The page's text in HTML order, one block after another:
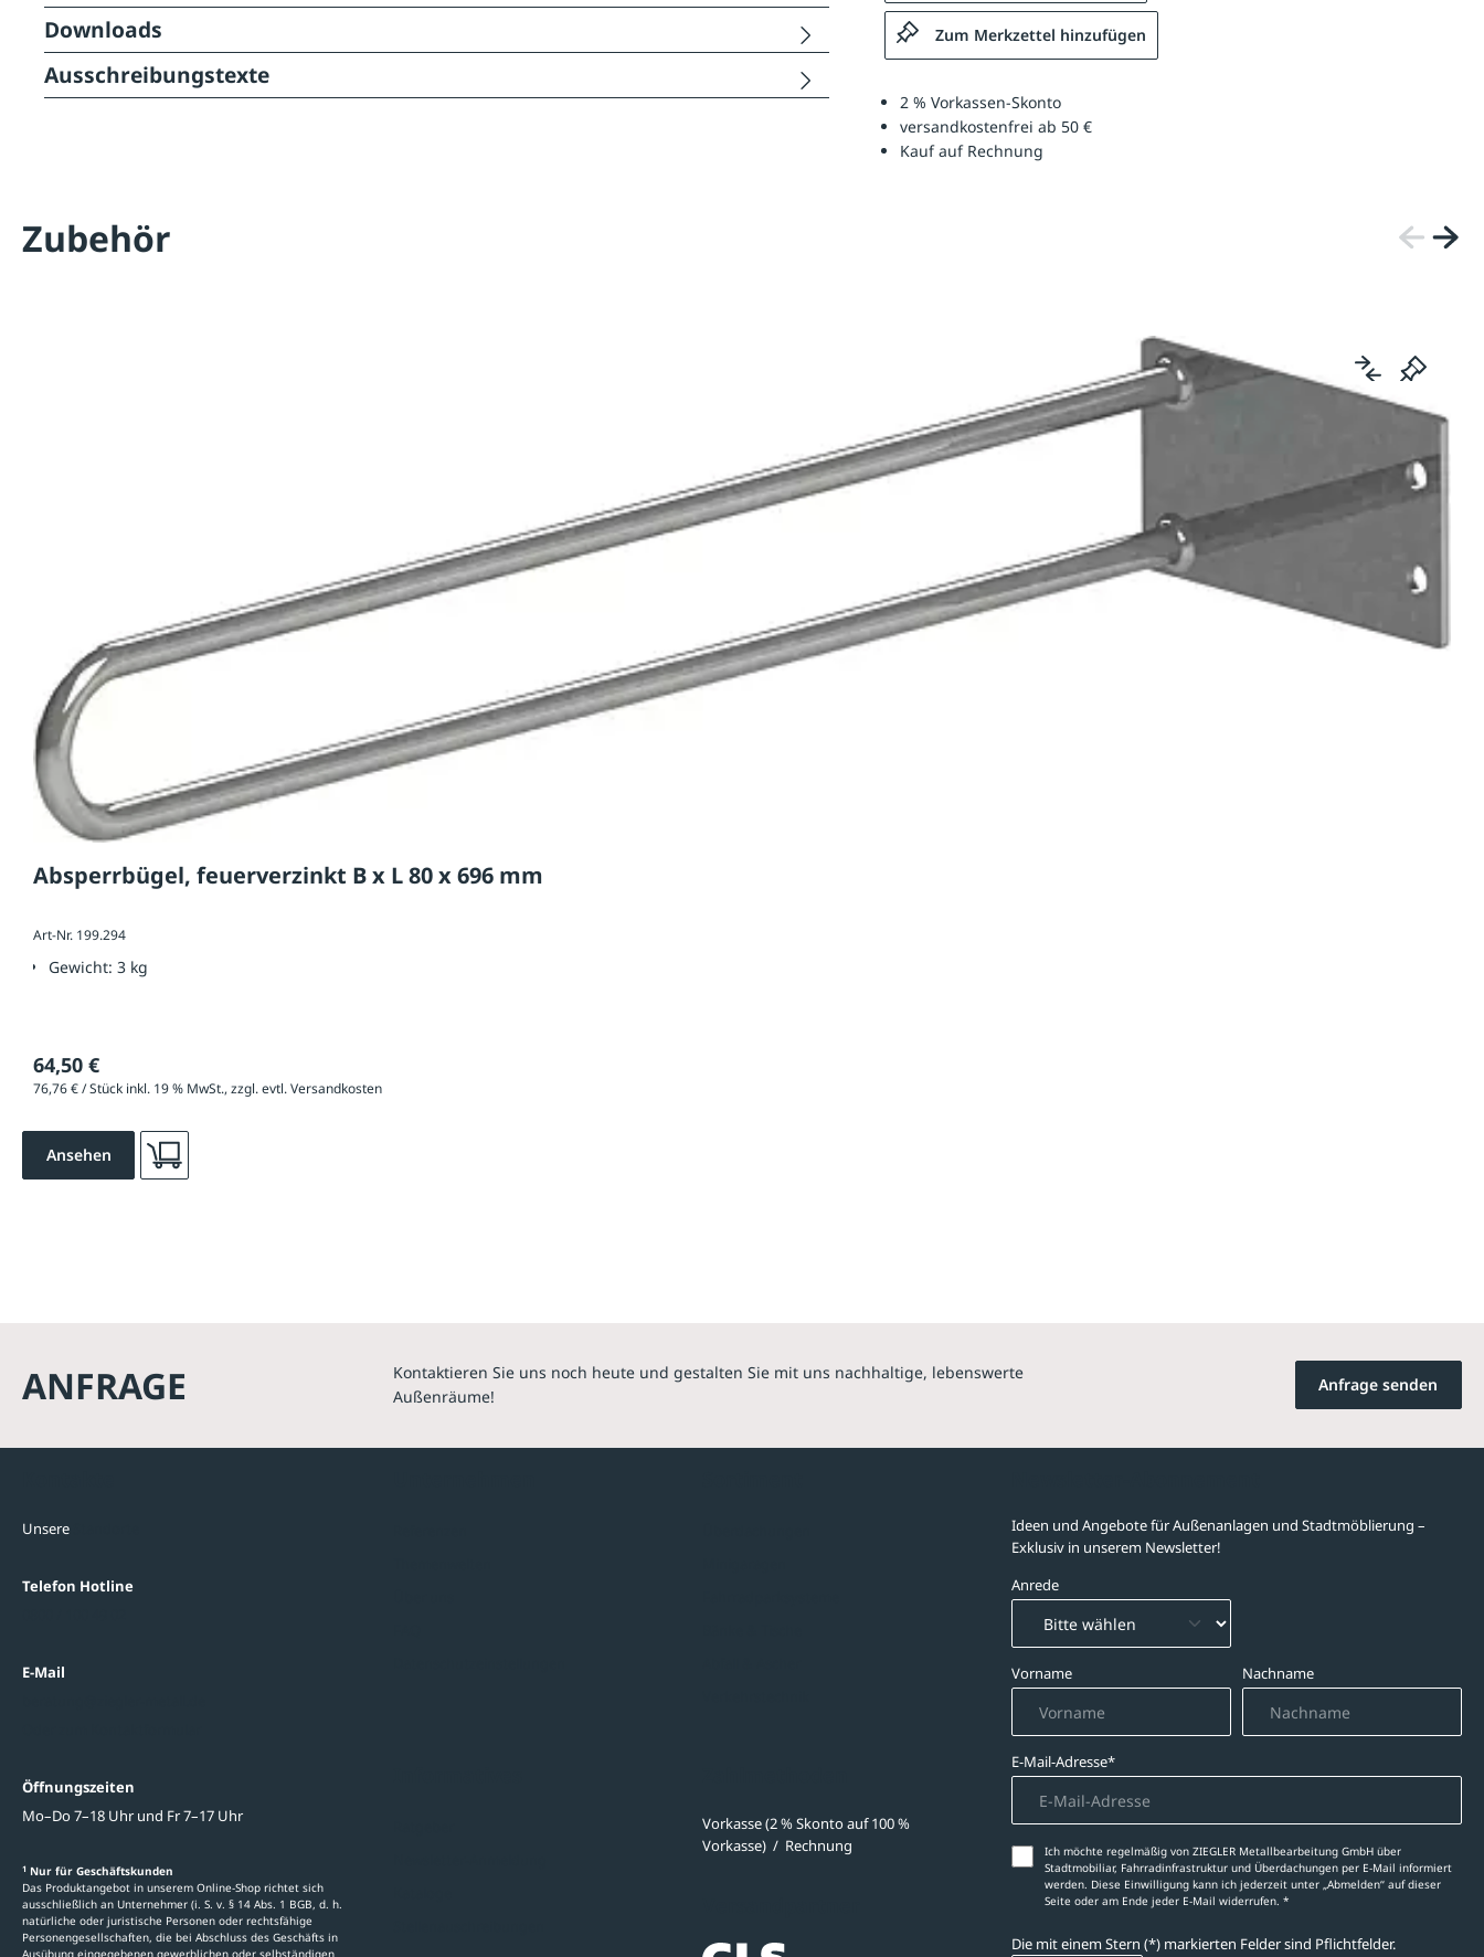
Zum Merkzettel hinzufügen
2 % Vorkassen-Skonto
versandkostenfrei ab 50 €
Kauf auf Rechnung
Downloads
Ausschreibungstexte
Zubehör
Absperrbügel, feuerverzinkt B x L 80 x 696 mm
Art-Nr. 199.294
Gewicht: 3 kg
64,50 €
76,76 € / Stück inkl. 19 % MwSt., zzgl. evtl. Versandkosten
Ansehen
ANFRAGE
Kontaktieren Sie uns noch heute und gestalten Sie mit uns nachhaltige, lebenswerte
Außenräume!
Anfrage senden
Unsere
Telefon Hotline
E-Mail
Öffnungszeiten
Mo–Do 7–18 Uhr und Fr 7–17 Uhr
1 Nur für Geschäftskunden
Das Produktangebot in unserem Online-Shop richtet sich
ausschließlich an Unternehmer (i. S. v. § 14 Abs. 1 BGB, d. h.
natürliche oder juristische Personen oder rechtsfähige
Personengesellschaften, die bei Abschluss des Geschäfts in
Vorkasse (2 % Skonto auf 100 %
Vorkasse) / Rechnung
Ideen und Angebote für Außenanlagen und Stadtmöblierung –
Exklusiv in unserem Newsletter!
Anrede
Vorname Nachname
E-Mail-Adresse*
Ich möchte regelmäßig von ZIEGLER Metallbearbeitung GmbH über
Stadtmobiliar, Fahrradinfrastruktur und Überdachungen per E-Mail informiert
werden. Diese Einwilligung kann ich jederzeit unter „Abmelden‘‘ auf dieser
Seite oder am Ende jeder E-Mail widerrufen. *
Die mit einem Stern (*) markierten Felder sind Pflichtfelder.